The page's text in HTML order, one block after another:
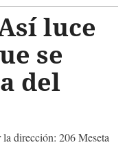
luce
se
del
la dirección: 206 Meseta